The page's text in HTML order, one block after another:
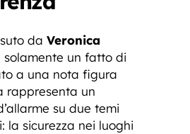
da Veronica
solamente un fatto di
a una nota figura
rappresenta un
su due temi
la sicurezza nei luoghi